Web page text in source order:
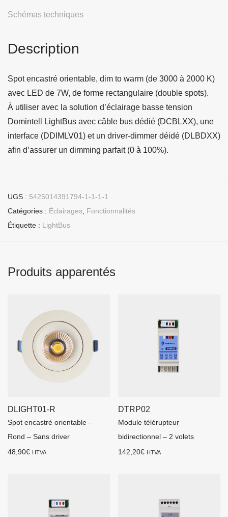
Schémas techniques
Description
Spot encastré orientable, dim to warm (de 3000 à 2000 K)
avec LED de 7W, de forme rectangulaire (double spots).
À utiliser avec la solution d’éclairage basse tension
Domintell LightBus avec câble bus dédié (DCBLXX), une
interface (DDIMLV01) et un driver-dimmer déidé (DLBDXX)
afin d’assurer un dimming parfait (0 à 100%).
UGS : 5425014391794-1-1-1-1
Catégories : Éclairages Fonctionnalités
Étiquette : LightBus
Produits apparentés
DLIGHT01-R
Spot encastré orientable –
Rond – Sans driver
48,90€ HTVA
DTRP02
Module télérupteur
bidirectionnel – 2 volets
142,20€ HTVA